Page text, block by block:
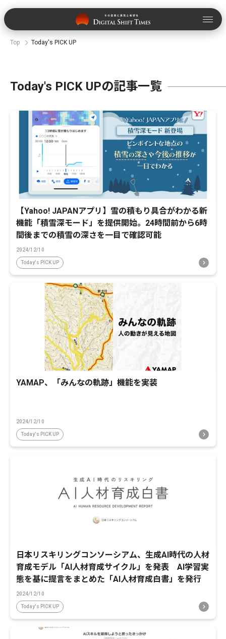
Top Today's PICK UP
Today's PICK UPの記事一覧
【Yahoo! JAPANアプリ】雪の積もり具合がわかる新
機能「積雪深モード」を提供開始。24時間前から6時
間後までの積雪の深さを一目で確認可能
2024/12/10
Today's PICK UP
YAMAP、「みんなの軌跡」機能を実装
2024/12/10
Today's PICK UP
日本リスキリングコンソーシアム、生成AI時代の人材
育成モデル「AI人材育成サイクル」を発表 AI学習実
態を基に提言をまとめた「AI人材育成白書」を発行
2024/12/10
Today's PICK UP